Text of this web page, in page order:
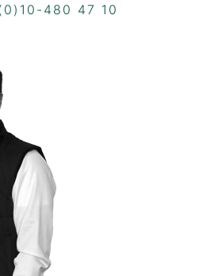
480 47 10